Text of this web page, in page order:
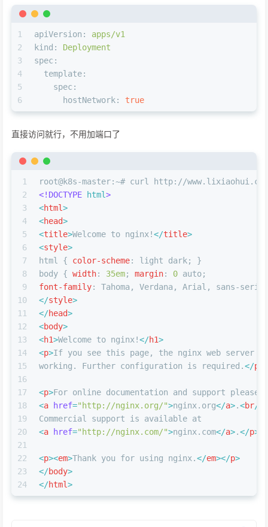
1
2
3
4
5
6
apiVersion:
apps/v1
kind:
Deployment
spec:
template:
spec:
hostNetwork:
true
直接访问就行，不用加端口了
1
2
3
4
5
6
7
8
9
10
11
12
13
14
15
16
17
18
19
20
21
22
23
24
root@k8s-master:~# curl http://www.lixiaohui.com
<!DOCTYPE
html>
<html>
<head>
<title>Welcome to nginx!</title>
<style>
html
{ color-scheme: light dark; }
body { width: 35em; margin: 0 auto;
font-family: Tahoma, Verdana, Arial, sans-
</style>
</head>
<body>
<h1>Welcome to nginx!</h1>
<p>If you see this page, the nginx web server
working. Further configuration is required.</p
<p>For online documentation and support please
<a href="http://nginx.org/">nginx.org</a>.<br/>
Commercial support is available at
<a href="http://nginx.com/">nginx.com</a>.</p>
<p><em>Thank you for using nginx.</em></p>
</body>
</html>